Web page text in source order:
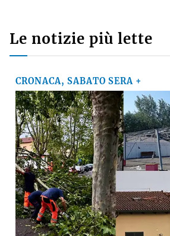
Le notizie più lette
CRONACA, SABATO SERA +